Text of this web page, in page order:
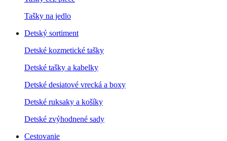
Tašky na jedlo
Detský sortiment
Detské kozmetické tašky
Detské tašky a kabelky
Detské desiatové vrecká a boxy
Detské ruksaky a košíky
Detské zvýhodnené sady
Cestovanie